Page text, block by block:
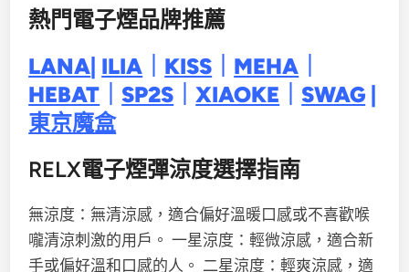
熱門電子煙品牌推薦
LANA| ILIA KISS MEHA
HEBAT ｜SP2S ｜XIAOKE ｜SWAG|
東京魔盒
RELX電子煙彈涼度選擇指南
無涼度：無清涼感，適合偏好溫暖口感或不喜歡喉
嚨清涼刺激的用戶。 一星涼度：輕微涼感，適合新
手或偏好溫和口感的人。 二星涼度：輕爽涼感，適